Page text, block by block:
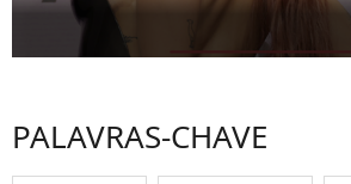
PALAVRAS-CHAVE